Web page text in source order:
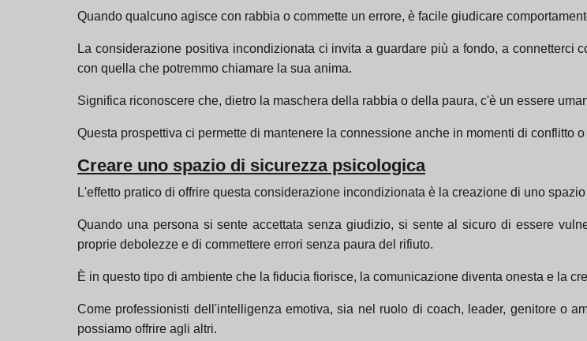
Quando qualcuno agisce con rabbia o commette un errore, è facile giudicare
La considerazione positiva incondizionata ci invita a guardare più a fondo, a
con quella che potremmo chiamare la sua anima.
Significa riconoscere che, dietro la maschera della rabbia o della paura, c'è un essere
Questa prospettiva ci permette di mantenere la connessione anche in momenti di conflitto
Creare uno spazio di sicurezza psicologica
L'effetto pratico di offrire questa considerazione incondizionata è la creazione di uno
Quando una persona si sente accettata senza giudizio, si sente al sicuro di essere
proprie debolezze e di commettere errori senza paura del rifiuto.
È in questo tipo di ambiente che la fiducia fiorisce, la comunicazione diventa onesta e la
Come professionisti dell'intelligenza emotiva, sia nel ruolo di coach, leader, genitore o
possiamo offrire agli altri.